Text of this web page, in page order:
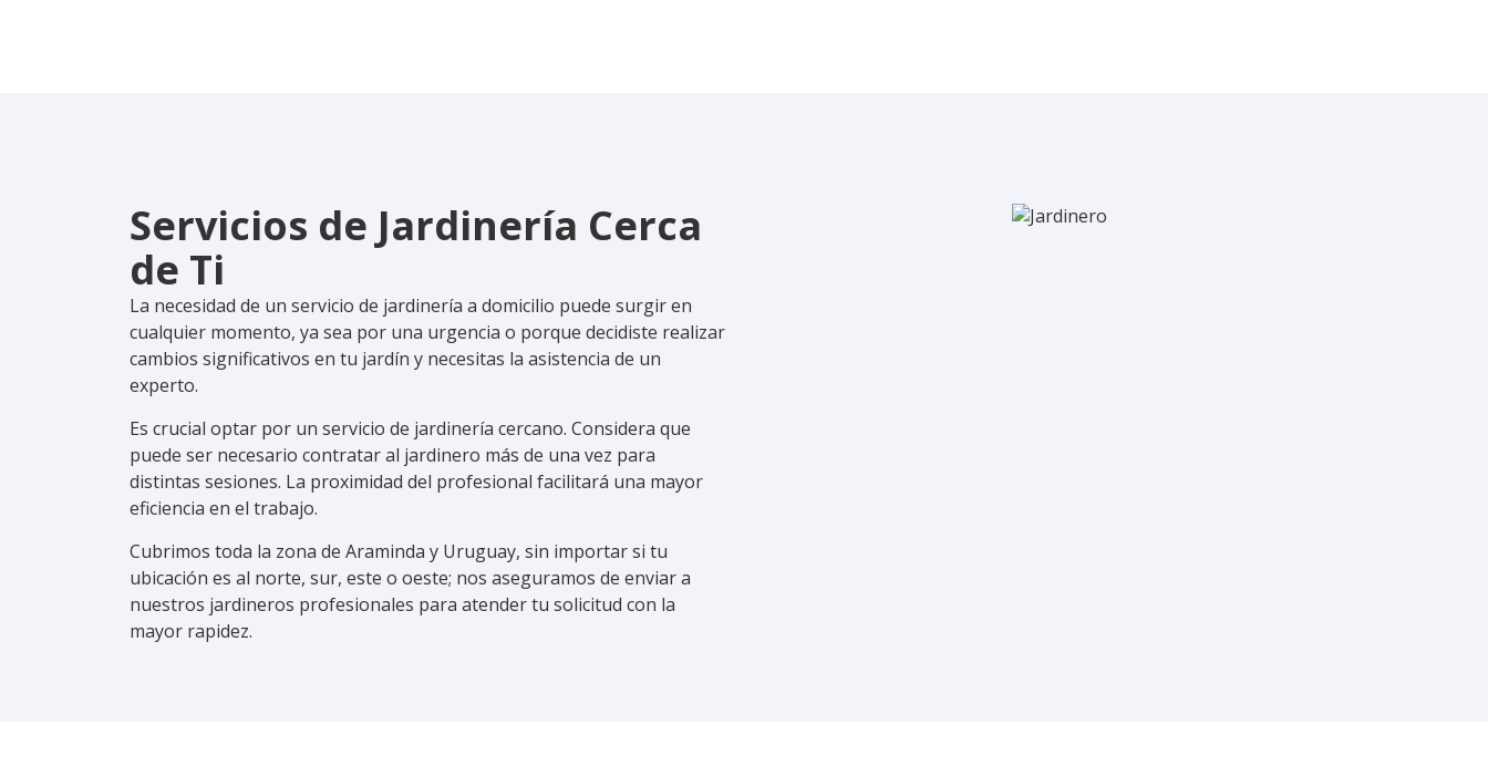
Servicios de Jardinería Cerca
de Ti
La necesidad de un servicio de jardinería a domicilio puede surgir en
cualquier momento, ya sea por una urgencia o porque decidiste realizar
cambios significativos en tu jardín y necesitas la asistencia de un
experto.
Es crucial optar por un servicio de jardinería cercano. Considera que
puede ser necesario contratar al jardinero más de una vez para
distintas sesiones. La proximidad del profesional facilitará una mayor
eficiencia en el trabajo.
Cubrimos toda la zona de Araminda y Uruguay, sin importar si tu
ubicación es al norte, sur, este o oeste; nos aseguramos de enviar a
nuestros jardineros profesionales para atender tu solicitud con la
mayor rapidez.